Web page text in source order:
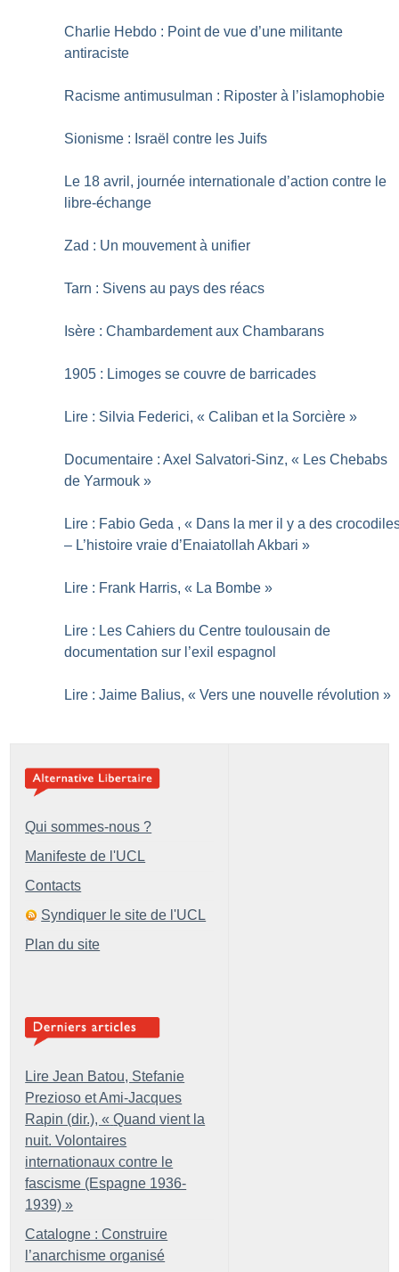
Charlie Hebdo : Point de vue d’une militante
antiraciste
Racisme antimusulman : Riposter à l’islamophobie
Sionisme : Israël contre les Juifs
Le 18 avril, journée internationale d’action contre le
libre-échange
Zad : Un mouvement à unifier
Tarn : Sivens au pays des réacs
Isère : Chambardement aux Chambarans
1905 : Limoges se couvre de barricades
Lire : Silvia Federici, « Caliban et la Sorcière »
Documentaire : Axel Salvatori-Sinz, « Les Chebabs
de Yarmouk »
Lire : Fabio Geda , « Dans la mer il y a des
– L’histoire vraie d’Enaiatollah Akbari »
Lire : Frank Harris, « La Bombe »
Lire : Les Cahiers du Centre toulousain de
documentation sur l’exil espagnol
Lire : Jaime Balius, « Vers une nouvelle révolution »
Qui sommes-nous ?
Manifeste de l'UCL
Contacts
Syndiquer le site de l'UCL
Plan du site
Lire Jean Batou, Stefanie
Prezioso et Ami-Jacques
Rapin (dir.), « Quand vient la
nuit. Volontaires
internationaux contre le
fascisme (Espagne 1936-
1939) »
Catalogne : Construire
l’anarchisme organisé